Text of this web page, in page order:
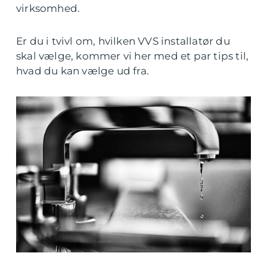
virksomhed.
Er du i tvivl om, hvilken VVS installatør du
skal vælge, kommer vi her med et par tips til,
hvad du kan vælge ud fra.